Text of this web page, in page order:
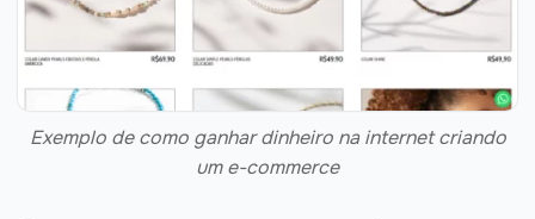
Exemplo de como ganhar dinheiro na internet criando
um e-commerce